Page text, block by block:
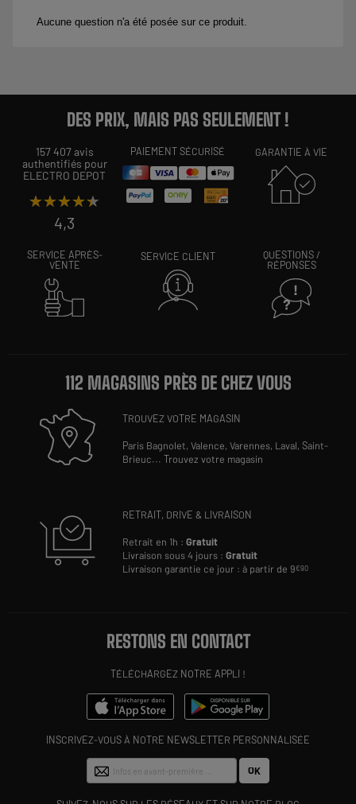
DES PRIX, MAIS PAS SEULEMENT !
157 407 avis
authentifiés pour
ELECTRO DEPOT
★★★★★
★★★★★
4,3
PAIEMENT SÉCURISÉ GARANTIE À VIE
SERVICE APRÈS-
VENTE
SERVICE CLIENT
QUESTIONS /
RÉPONSES
112 MAGASINS PRÈS DE CHEZ VOUS
TROUVEZ VOTRE MAGASIN
Paris Bagnolet,Valence,Varennes, Laval,Saint-
Brieuc...Trouvez votre magasin
RETRAIT, DRIVE & LIVRAISON
Retrait en 1h :Gratuit
Livraison sous 4 jours :Gratuit
Livraison garantie ce jour : à partir de 9€90
RESTONS EN CONTACT
TÉLÉCHARGEZ NOTRE APPLI !
INSCRIVEZ-VOUS À NOTRE NEWSLETTER PERSONNALISÉE
OK